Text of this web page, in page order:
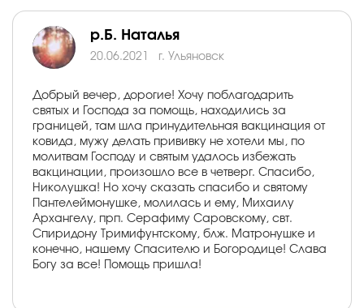
р.Б. Наталья
20.06.2021 г. Ульяновск
Добрый вечер, дорогие! Хочу поблагодарить
святых и Господа за помощь, находились за
границей, там шла принудительная вакцинация от
ковида, мужу делать прививку не хотели мы, по
молитвам Господу и святым удалось избежать
вакцинации, произошло все в четверг. Спасибо,
Николушка! Но хочу сказать спасибо и святому
Пантелеймонушке, молилась и ему, Михаилу
Архангелу, прп. Серафиму Саровскому, свт.
Спиридону Тримифунтскому, блж. Матронушке и
конечно, нашему Спасителю и Богородице! Слава
Богу за все! Помощь пришла!